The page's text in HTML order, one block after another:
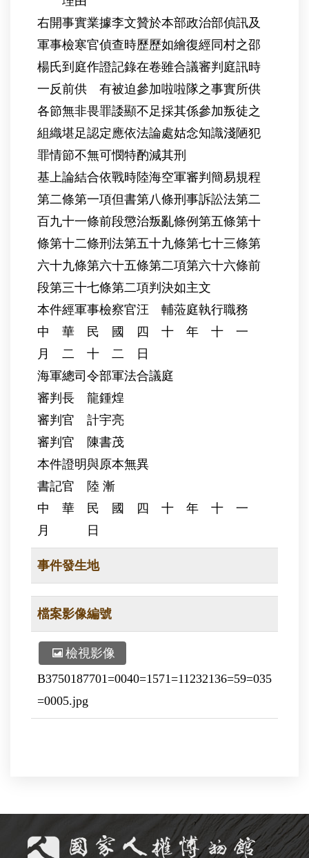
右開事實業據李文贊於本部政治部偵訊及
軍事檢寒官偵查時歷歷如繪復經同村之邵
楊氏到庭作證記錄在卷雖合議審判庭訊時
一反前供 有被迫參加啦啦隊之事實所供
各節無非畏罪諉顯不足採其係參加叛徒之
組織堪足認定應依法論處姑念知識淺陋犯
罪情節不無可憫特酌減其刑
基上論結合依戰時陸海空軍審判簡易規程
第二條第一項但書第八條刑事訴訟法第二
百九十一條前段懲治叛亂條例第五條第十
條第十二條刑法第五十九條第七十三條第
六十九條第六十五條第二項第六十六條前
段第三十七條第二項判決如主文
本件經軍事檢察官汪 輔蒞庭執行職務
中 華 民 國 四 十 年 十 一
月 二 十 二 日
海軍總司令部軍法合議庭
審判長 龍鍾煌
審判官 計宇亮
審判官 陳書茂
本件證明與原本無異
書記官 陸 漸
中 華 民 國 四 十 年 十 一
月 日
事件發生地
檔案影像編號
檢視影像
B3750187701=0040=1571=11232136=59=035
=0005.jpg